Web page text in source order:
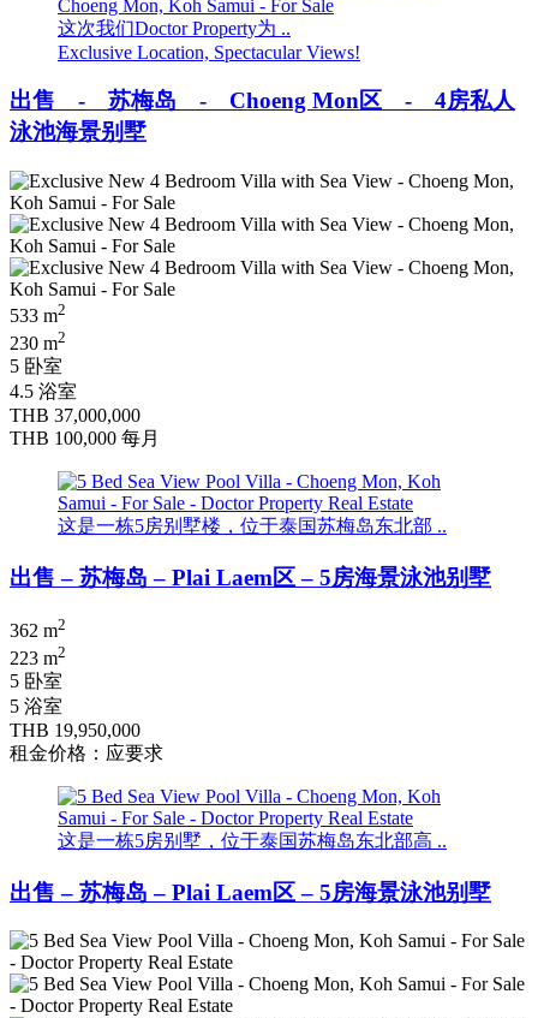
这次我们Doctor Property为 ..
Exclusive Location, Spectacular Views!
出售 - 苏梅岛 - Choeng Mon区 - 4房私人
泳池海景别墅
533 m2
230 m2
5 卧室
4.5 浴室
THB 37,000,000
THB 100,000 每月
这是一栋5房别墅楼，位于泰国苏梅岛东北部 ..
出售 – 苏梅岛 – Plai Laem区 – 5房海景泳池别墅
362 m2
223 m2
5 卧室
5 浴室
THB 19,950,000
租金价格：应要求
这是一栋5房别墅，位于泰国苏梅岛东北部高 ..
出售 – 苏梅岛 – Plai Laem区 – 5房海景泳池别墅